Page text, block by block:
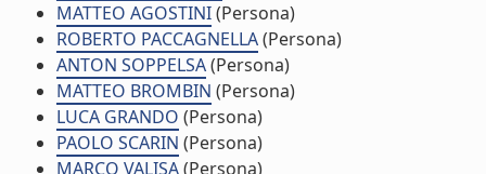
MATTEO AGOSTINI(Persona)
ROBERTO PACCAGNELLA(Persona)
ANTON SOPPELSA(Persona)
MATTEO BROMBIN (Persona)
LUCA GRANDO (Persona)
PAOLO SCARIN (Persona)
MARCO VALISA(Persona)